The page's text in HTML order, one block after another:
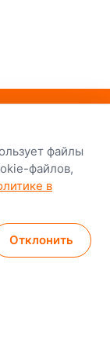
5
файлы
файлов,
в
Отклонить